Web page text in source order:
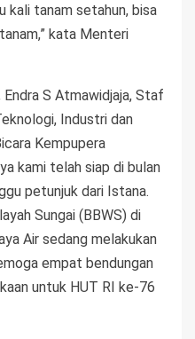
kali tanam setahun, bisa
kata Menteri
S Atmawidjaja, Staf
Industri dan
Kempupera
kami telah siap di bulan
petunjuk dari Istana.
Sungai (BBWS) di
Air sedang melakukan
empat bendungan
untuk HUT RI ke-76